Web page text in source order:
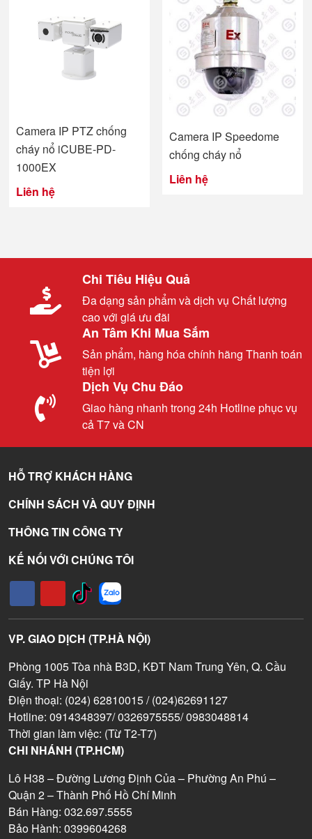
Camera IP PTZ chống
cháy nổ iCUBE-PD-
1000EX
Liên hệ
Camera IP Speedome
chống cháy nổ
Liên hệ
Chi Tiêu Hiệu Quả
Đa dạng sản phẩm và dịch vụ Chất lượng
cao với giá ưu đãi
An Tâm Khi Mua Sắm
Sản phẩm, hàng hóa chính hãng Thanh toán
tiện lợi
Dịch Vụ Chu Đáo
Giao hàng nhanh trong 24h Hotline phục vụ
cả T7 và CN
HỖ TRỢ KHÁCH HÀNG
CHÍNH SÁCH VÀ QUY ĐỊNH
THÔNG TIN CÔNG TY
KẾ NỐI VỚI CHÚNG TÔI
VP. GIAO DỊCH (TP.HÀ NỘI)
Phòng 1005 Tòa nhà B3D, KĐT Nam Trung Yên, Q. Cầu
Giấy. TP Hà Nội
Điện thoại: (024) 62810015 / (024)62691127
Hotline: 0914348397/ 0326975555/ 0983048814
Thời gian làm việc: (Từ T2-T7)
CHI NHÁNH (TP.HCM)
Lô H38 – Đường Lương Định Của – Phường An Phú –
Quận 2 – Thành Phố Hồ Chí Minh
Bán Hàng: 032.697.5555
Bảo Hành: 0399604268